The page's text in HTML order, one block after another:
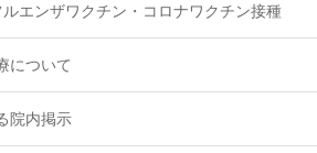
エンザワクチン・コロナワクチン接種
について
院内掲示